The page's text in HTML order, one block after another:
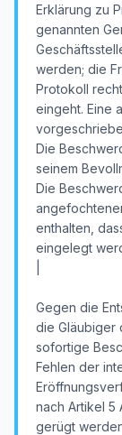
Erklärung zu
genannten
werden; die
Protokoll
eingeht. Eine
Die
seinem
Die
enthalten,
eingelegt
Gegen die
die Gläubiger
sofortige
Fehlen der
nach Artikel 5
gerügt